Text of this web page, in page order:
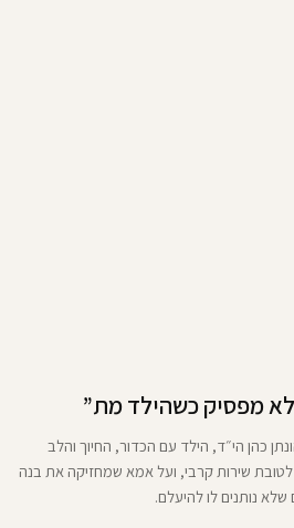
מפסיק כשהילד מת”
כהן הי״ד, הילד עם הכדור, החיוך והלב
שירות קרבי, ועל אמא שמחזיקה את בנה
שלא נותנים לו להיעלם.